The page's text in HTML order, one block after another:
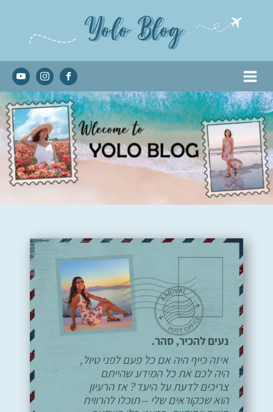
Yolo Blog
נעים להכיר, סהר.
איזה כייף היה אם כל פעם לפני טיול,
היה לכם את כל המידע שהייתם
צריכים לדעת על היעד? אז הרעיון
הוא שכקוראים שלי – תוכלו להרוויח